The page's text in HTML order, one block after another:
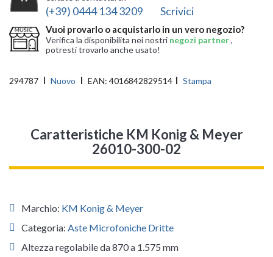
(+39) 0444 134 3209 Scrivici
Vuoi provarlo o acquistarlo in un vero negozio?
Verifica la disponibilita nei nostri negozi partner,
potresti trovarlo anche usato!
294787 Nuovo EAN: 4016842829514 Stampa
Caratteristiche KM Konig & Meyer
26010-300-02
Marchio: KM Konig & Meyer
Categoria: Aste Microfoniche Dritte
Altezza regolabile da 870 a 1.575 mm